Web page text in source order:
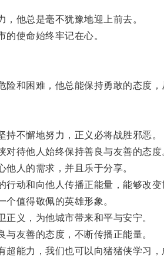
他总是毫不犹豫地迎上前去。
使命始终牢记在心。
和困难，他总能保持勇敢的态度，
不懈地努力，正义必将战胜邪恶。
待他人始终保持善良与友善的态度
人的需求，并且乐于分享。
动和向他人传播正能量，能够改变
值得敬佩的英雄形象。
义，为他城市带来和平与安宁。
友善的态度，不断传播正能量。
能力，我们也可以向猪猪侠学习，